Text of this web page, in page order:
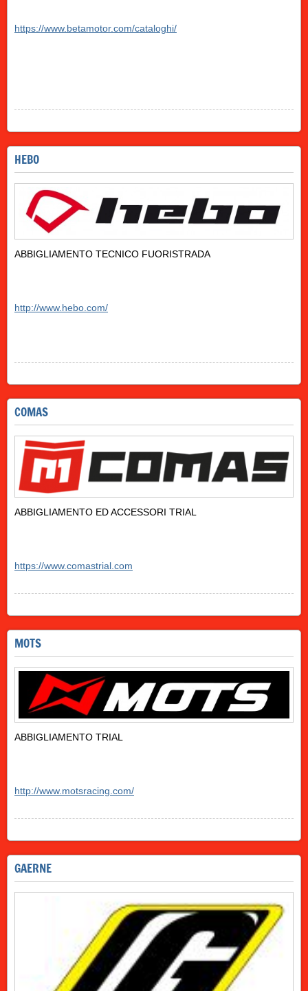
https://www.betamotor.com/cataloghi/
HEBO
ABBIGLIAMENTO TECNICO FUORISTRADA
http://www.hebo.com/
COMAS
ABBIGLIAMENTO ED ACCESSORI TRIAL
https://www.comastrial.com
MOTS
ABBIGLIAMENTO TRIAL
http://www.motsracing.com/
GAERNE